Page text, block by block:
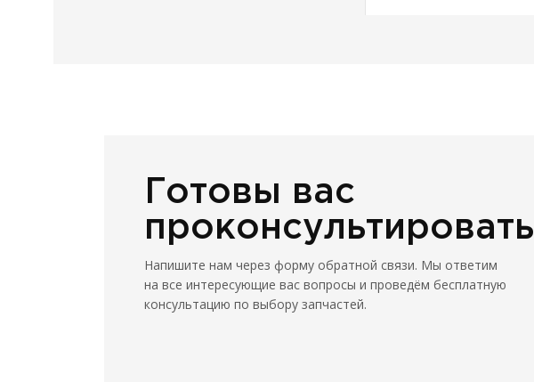
Готовы вас
проконсультировать
Напишите нам через форму обратной связи. Мы ответим
на все интересующие вас вопросы и проведём бесплатную
консультацию по выбору запчастей.